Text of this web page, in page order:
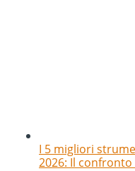
I 5 migliori
2026: Il